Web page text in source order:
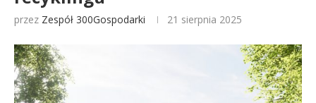
przez Zespół 300Gospodarki 21 sierpnia 2025